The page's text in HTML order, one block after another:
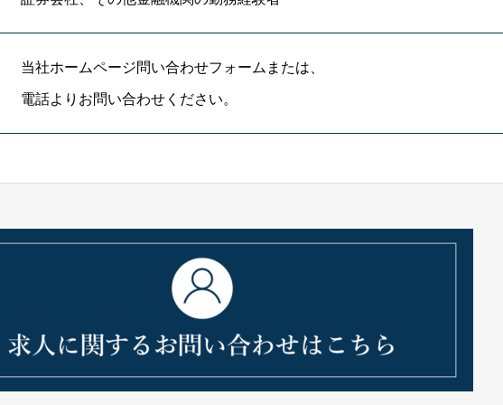
当社ホームページ問い合わせフォームまたは、
電話よりお問い合わせください。